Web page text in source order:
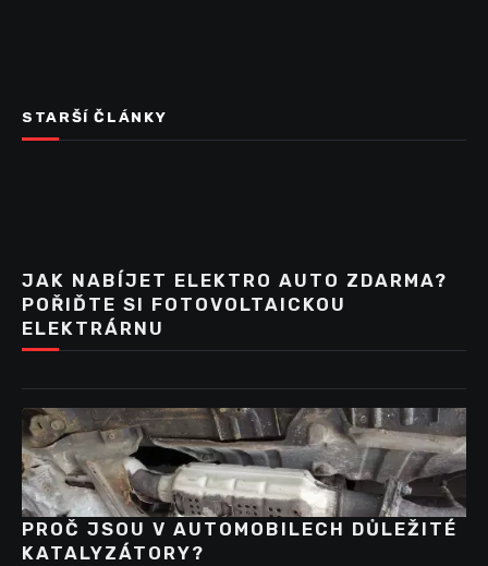
STARŠÍ ČLÁNKY
JAK NABÍJET ELEKTRO AUTO ZDARMA?
POŘIĎTE SI FOTOVOLTAICKOU
ELEKTRÁRNU
PROČ JSOU V AUTOMOBILECH DŮLEŽITÉ
KATALYZÁTORY?